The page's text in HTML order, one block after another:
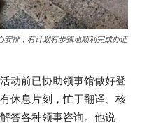
排，有计划有步骤地顺利完成办证
动前已协助领事馆做好登
休息片刻，忙于翻译、核
答各种领事咨询。他说